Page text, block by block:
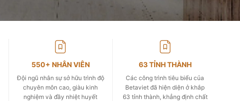
550+ NHÂN VIÊN
Đội ngũ nhân sự sở hữu trình độ
chuyên môn cao, giàu kinh
nghiệm và đầy nhiệt huyết
63 TỈNH THÀNH
Các công trình tiêu biểu của
Betaviet đã hiện diện ở khắp
63 tỉnh thành, khẳng định chất